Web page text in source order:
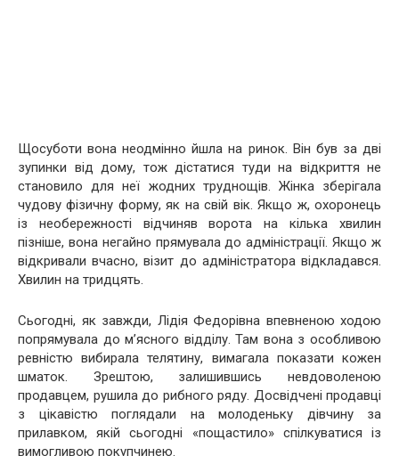
Щосуботи вона неодмінно йшла на ринок. Він був за дві
зупинки від дому, тож дістатися туди на відкриття не
становило для неї жодних труднощів. Жінка зберігала
чудову фізичну форму, як на свій вік. Якщо ж, охоронець
із необережності відчиняв ворота на кілька хвилин
пізніше, вона негайно прямувала до адміністрації. Якщо ж
відкривали вчасно, візит до адміністратора відкладався.
Хвилин на тридцять.
Сьогодні, як завжди, Лідія Федорівна впевненою ходою
попрямувала до м’ясного відділу. Там вона з особливою
ревністю вибирала телятину, вимагала показати кожен
шматок. Зрештою, залишившись невдоволеною
продавцем, рушила до рибного ряду. Досвідчені продавці
з цікавістю поглядали на молоденьку дівчину за
прилавком, якій сьогодні «пощастило» спілкуватися із
вимогливою покупчинею.